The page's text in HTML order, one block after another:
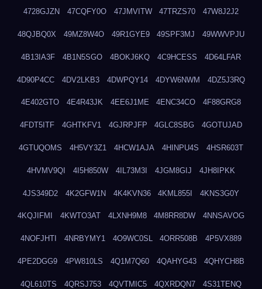
4728GJZN 47CQFY0O 47JMVITW 47TRZS70 47W8J2J2
48QJBQ0X 49MZ8W4O 49R1GYE9 49SPF3MJ 49WWVPJU
4B13IA3F 4B1N5SGO 4BOKJ6KQ 4C9HCESS 4D64LFAR
4D90P4CC 4DV2LKB3 4DWPQY14 4DYW6NWM 4DZ5J3RQ
4E402GTO 4E4R43JK 4EE6J1ME 4ENC34CO 4F88GRG8
4FDT5ITF 4GHTKFV1 4GJRPJFP 4GLC8SBG 4GOTUJAD
4GTUQOMS 4H5VY3Z1 4HCW1AJA 4HINPU4S 4HSR603T
4HVMV9QI 4I5H850W 4IL73M3I 4JGM8GIJ 4JH8IPKK
4JS349D2 4K2GFW1N 4K4KVN36 4KML855I 4KNS3G0Y
4KQJIFMI 4KWTO3AT 4LXNH9M8 4M8RR8DW 4NNSAVOG
4NOFJHTI 4NRBYMY1 4O9WC0SL 4ORR508B 4P5VX889
4PE2DGG9 4PW810LS 4Q1M7Q60 4QAHYG43 4QHYCH8B
4QL610TS 4QRSJ753 4QVTMIC5 4QXRDQN7 4S31TENQ